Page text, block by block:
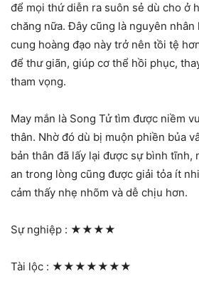
để mọi thứ diễn ra suôn sẻ dù cho ở
chăng nữa. Đây cũng là nguyên
cung hoàng đạo này trở nên tồi tệ
để thư giãn, giúp cơ thể hồi phục,
tham vọng.
May mắn là Song Tử tìm được niềm
thân. Nhờ đó dù bị muộn phiền bủa
bản thân đã lấy lại được sự bình tĩnh,
an trong lòng cũng được giải tỏa ít
cảm thấy nhẹ nhõm và dễ chịu hơn.
Sự nghiệp : ★★★★
Tài lộc : ★★★★★★★